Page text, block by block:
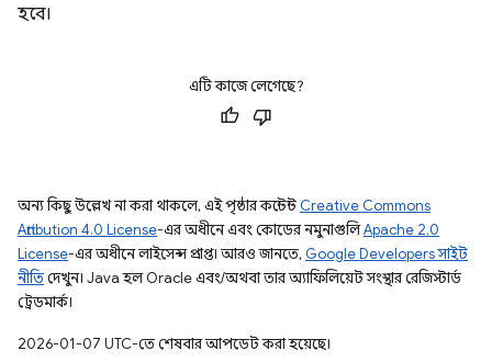
হবে।
এটি কাজে লেগেছে?
অন্য কিছু উল্লেখ না করা থাকলে, এই পৃষ্ঠার কন্টেন্ট Creative Commons
Attribution 4.0 License-এর অধীনে এবং কোডের নমুনাগুলিApache 2.0
License-এর অধীনে লাইসেন্স প্রাপ্ত। আরও জানতে, Google Developers সাইট
নীতিদেখুন। Java হল Oracle এবং/অথবা তার অ্যাফিলিয়েট সংস্থার রেজিস্টার্ড
ট্রেডমার্ক।
2026-01-07 UTC-তে শেষবার আপডেট করা হয়েছে।